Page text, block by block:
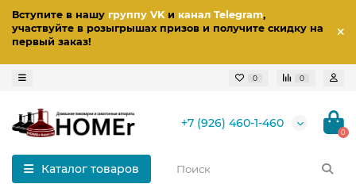
Вступите в нашу группу VKи канал Telegram,
участвуйте в розыгрышах призов и получите скидку на
первый заказ!
0 0
+7 (926) 460-1-460
0
Каталог товаров